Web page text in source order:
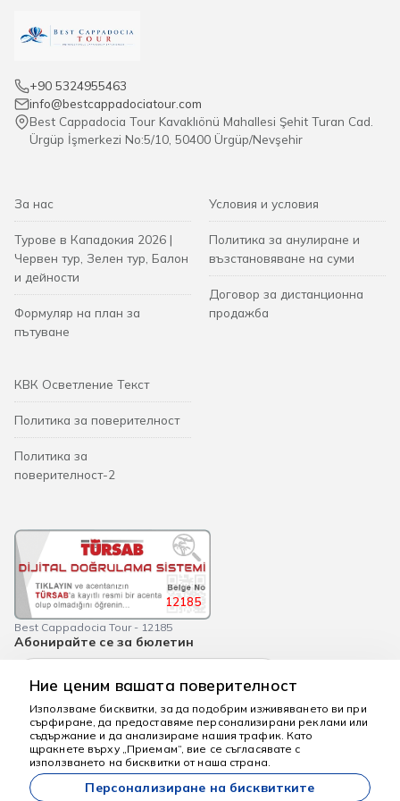
+90 5324955463
info@bestcappadociatour.com
Best Cappadocia Tour Kavaklıönü Mahallesi Şehit Turan Cad.
Ürgüp İşmerkezi No:5/10, 50400 Ürgüp/Nevşehir
За нас
Турове в Кападокия 2026 |
Червен тур, Зелен тур, Балон
и дейности
Формуляр на план за
пътуване
Условия и условия
Политика за анулиране и
възстановяване на суми
Договор за дистанционна
продажба
КВК Осветление Текст
Политика за поверителност
Политика за
поверителност-2
12185
Best Cappadocia Tour - 12185
Абонирайте се за бюлетин
bestcappadociatour.com
Ние ценим вашата поверителност
Използваме бисквитки, за да подобрим изживяването ви при
сърфиране, да предоставяме персонализирани реклами или
съдържание и да анализираме нашия трафик. Като
щракнете върху „Приемам“, вие се съгласявате с
използването на бисквитки от наша страна.
Персонализиране на бисквитките
Тук сме, за да
помогнем